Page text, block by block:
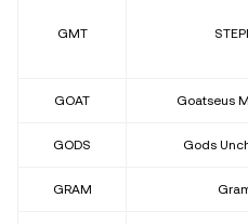
GMT
GOAT Goatseus
GODS Gods
GRAM